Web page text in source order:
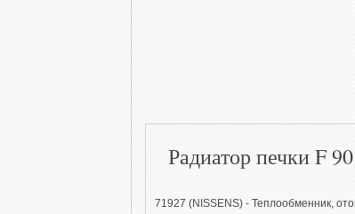
Радиатор печки F
71927 (NISSENS) - Теплообменник,